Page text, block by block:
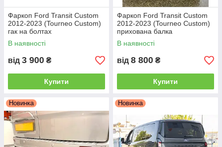
Фаркоп Ford Transit Custom
2012-2023 (Tourneo Custom)
гак на болтах
В наявності
від 3 900 ₴
Купити
Фаркоп Ford Transit Custom
2012-2023 (Tourneo Custom)
прихована балка
В наявності
від 8 800 ₴
Купити
Новинка Новинка